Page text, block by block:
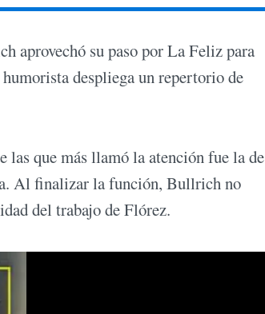
aprovechó su paso por La Feliz para
despliega un repertorio de
las que más llamó la atención fue la de
Al finalizar la función, Bullrich no
del trabajo de Flórez.